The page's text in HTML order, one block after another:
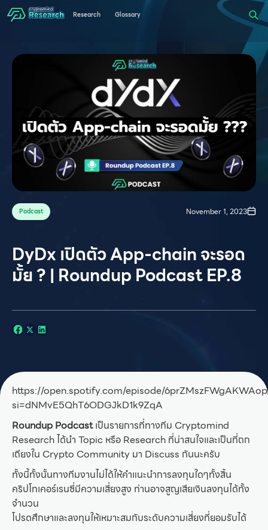
Research Glossary
Podcast November 1, 2023
DyDx เปิดตัว App-chain จะรอด
มั้ย ? | Roundup Podcast EP.8
https://open.spotify.com/episode/
si=dNMvE5QhT6ODGJkD1k9ZqA
Roundup Podcastเป็นรายการที่ทางทีม Cryptomind
Research ได้นำ Topic หรือ Research ที่น่าสนใจและเป็นที่ถก
เถียงใน Crypto Community มา Discuss กันนะครับ
ทั้งนี้ทั้งนั้นทางทีมงานไม่ได้ให้คำแนะนำการลงทุนใดๆทั้งสิ้น
คริปโทเคอร์เรนซี่มีความเสี่ยงสูง ท่านอาจสูญเสียเงินลงทุนได้ทั้ง
จำนวน
โปรดศึกษาและลงทุนให้เหมาะสมกับระดับความเสี่ยงที่ยอมรับได้